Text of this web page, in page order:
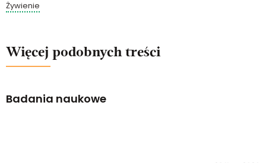
Żywienie
Więcej podobnych treści
Badania naukowe